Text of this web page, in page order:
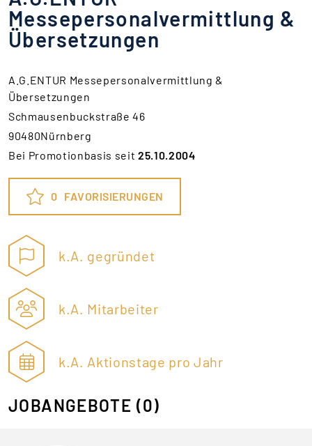
Messepersonalvermittlung &
Übersetzungen
A.G.ENTUR Messepersonalvermittlung &
Übersetzungen
Schmausenbuckstraße 46
90480Nürnberg
Bei Promotionbasis seit25.10.2004
0 FAVORISIERUNGEN
k.A. gegründet
k.A. Mitarbeiter
k.A. Aktionstage pro Jahr
JOBANGEBOTE (0)